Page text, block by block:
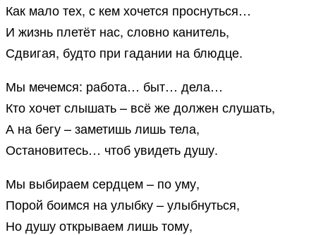
Как мало тех, с кем хочется проснуться…
И жизнь плетёт нас, словно канитель,
Сдвигая, будто при гадании на блюдце.
Мы мечемся: работа… быт… дела…
Кто хочет слышать – всё же должен слушать,
А на бегу – заметишь лишь тела,
Остановитесь… чтоб увидеть душу.
Мы выбираем сердцем – по уму,
Порой боимся на улыбку – улыбнуться,
Но душу открываем лишь тому,